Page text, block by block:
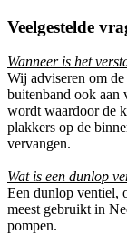
Veelgestelde
Wanneer is het
Wij adviseren om
buitenband ook aan
wordt waardoor de
plakkers op de
vervangen.
Wat is een dunlop
Een dunlop ventiel,
meest gebruikt in
pompen.